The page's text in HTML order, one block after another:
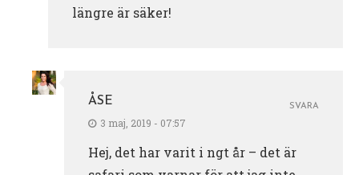
längre är säker!
ÅSE
3 maj, 2019 - 07:57
Hej, det har varit i ngt år – det är
SVARA